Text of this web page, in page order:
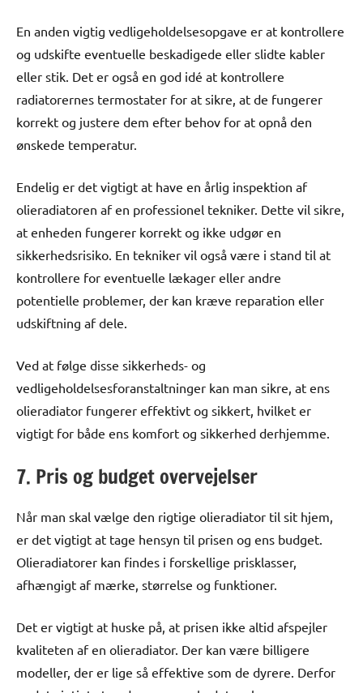
En anden vigtig vedligeholdelsesopgave er at kontrollere
og udskifte eventuelle beskadigede eller slidte kabler
eller stik. Det er også en god idé at kontrollere
radiatorernes termostater for at sikre, at de fungerer
korrekt og justere dem efter behov for at opnå den
ønskede temperatur.
Endelig er det vigtigt at have en årlig inspektion af
olieradiatoren af en professionel tekniker. Dette vil sikre,
at enheden fungerer korrekt og ikke udgør en
sikkerhedsrisiko. En tekniker vil også være i stand til at
kontrollere for eventuelle lækager eller andre
potentielle problemer, der kan kræve reparation eller
udskiftning af dele.
Ved at følge disse sikkerheds- og
vedligeholdelsesforanstaltninger kan man sikre, at ens
olieradiator fungerer effektivt og sikkert, hvilket er
vigtigt for både ens komfort og sikkerhed derhjemme.
7. Pris og budget overvejelser
Når man skal vælge den rigtige olieradiator til sit hjem,
er det vigtigt at tage hensyn til prisen og ens budget.
Olieradiatorer kan findes i forskellige prisklasser,
afhængigt af mærke, størrelse og funktioner.
Det er vigtigt at huske på, at prisen ikke altid afspejler
kvaliteten af en olieradiator. Der kan være billigere
modeller, der er lige så effektive som de dyrere. Derfor